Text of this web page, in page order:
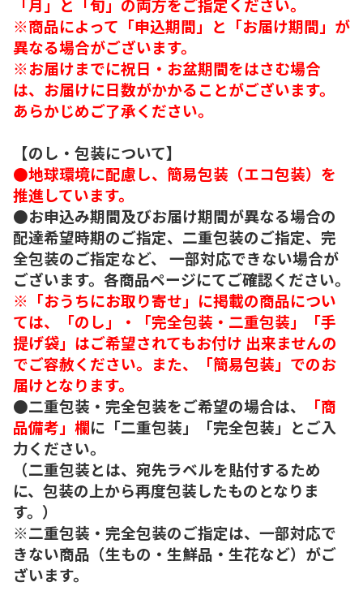
「月」と「旬」の両方をご指定ください。
※商品によって「申込期間」と「お届け期間」が
異なる場合がございます。
※お届けまでに祝日・お盆期間をはさむ場合
は、お届けに日数がかかることがございます。
あらかじめご了承ください。
【のし・包装について】
●地球環境に配慮し、簡易包装（エコ包装）を
推進しています。
●お申込み期間及びお届け期間が異なる場合の
配達希望時期のご指定、二重包装のご指定、完
全包装のご指定など、 一部対応できない場合が
ございます。各商品ページにてご確認ください。
※「おうちにお取り寄せ」に掲載の商品につい
ては、「のし」・「完全包装・二重包装」「手
提げ袋」はご希望されてもお付け 出来ませんの
でご容赦ください。また、「簡易包装」でのお
届けとなります。
●二重包装・完全包装をご希望の場合は、
「商
品備考」欄に「二重包装」「完全包装」とご入
力ください。
（二重包装とは、宛先ラベルを貼付するため
に、包装の上から再度包装したものとなりま
す。）
※二重包装・完全包装のご指定は、一部対応で
きない商品（生もの・生鮮品・生花など）がご
ざいます。